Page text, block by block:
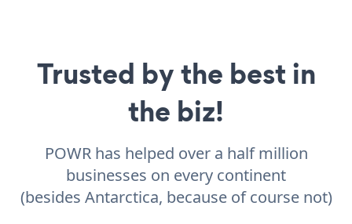
Trusted by the best in
the biz!
POWR has helped over a half million
businesses on every continent
(besides Antarctica, because of course not)